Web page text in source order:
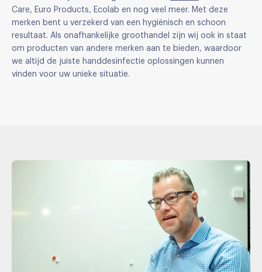
Care, Euro Products, Ecolab en nog veel meer. Met deze
merken bent u verzekerd van een hygiënisch en schoon
resultaat. Als onafhankelijke groothandel zijn wij ook in staat
om producten van andere merken aan te bieden, waardoor
we altijd de juiste handdesinfectie oplossingen kunnen
vinden voor uw unieke situatie.